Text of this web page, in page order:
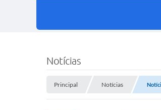
Notícias
Principal Notícias